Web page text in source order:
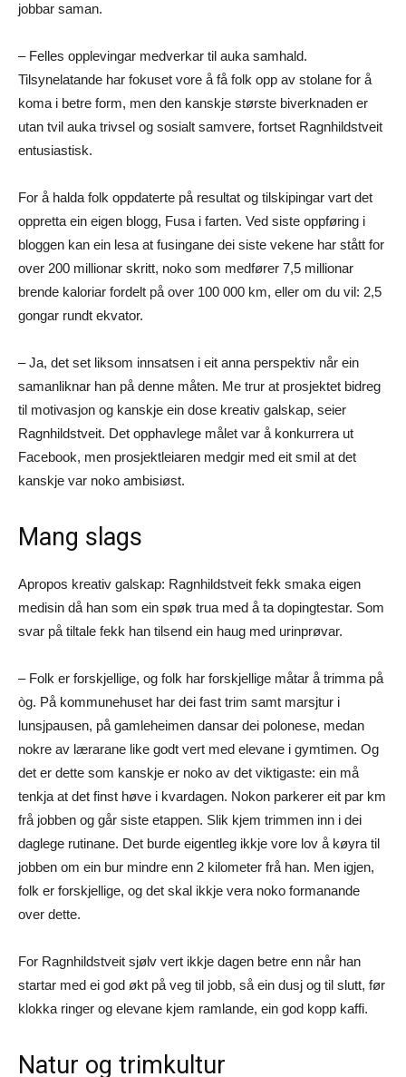
jobbar saman.
– Felles opplevingar medverkar til auka samhald.
Tilsynelatande har fokuset vore å få folk opp av stolane for å
koma i betre form, men den kanskje største biverknaden er
utan tvil auka trivsel og sosialt samvere, fortset Ragnhildstveit
entusiastisk.
For å halda folk oppdaterte på resultat og tilskipingar vart det
oppretta ein eigen blogg, Fusa i farten. Ved siste oppføring i
bloggen kan ein lesa at fusingane dei siste vekene har stått for
over 200 millionar skritt, noko som medfører 7,5 millionar
brende kaloriar fordelt på over 100 000 km, eller om du vil: 2,5
gongar rundt ekvator.
– Ja, det set liksom innsatsen i eit anna perspektiv når ein
samanliknar han på denne måten. Me trur at prosjektet bidreg
til motivasjon og kanskje ein dose kreativ galskap, seier
Ragnhildstveit. Det opphavlege målet var å konkurrera ut
Facebook, men prosjektleiaren medgir med eit smil at det
kanskje var noko ambisiøst.
Mang slags
Apropos kreativ galskap: Ragnhildstveit fekk smaka eigen
medisin då han som ein spøk trua med å ta dopingtestar. Som
svar på tiltale fekk han tilsend ein haug med urinprøvar.
– Folk er forskjellige, og folk har forskjellige måtar å trimma på
òg. På kommunehuset har dei fast trim samt marsjtur i
lunsjpausen, på gamleheimen dansar dei polonese, medan
nokre av lærarane like godt vert med elevane i gymtimen. Og
det er dette som kanskje er noko av det viktigaste: ein må
tenkja at det finst høve i kvardagen. Nokon parkerer eit par km
frå jobben og går siste etappen. Slik kjem trimmen inn i dei
daglege rutinane. Det burde eigentleg ikkje vore lov å køyra til
jobben om ein bur mindre enn 2 kilometer frå han. Men igjen,
folk er forskjellige, og det skal ikkje vera noko formanande
over dette.
For Ragnhildstveit sjølv vert ikkje dagen betre enn når han
startar med ei god økt på veg til jobb, så ein dusj og til slutt, før
klokka ringer og elevane kjem ramlande, ein god kopp kaffi.
Natur og trimkultur